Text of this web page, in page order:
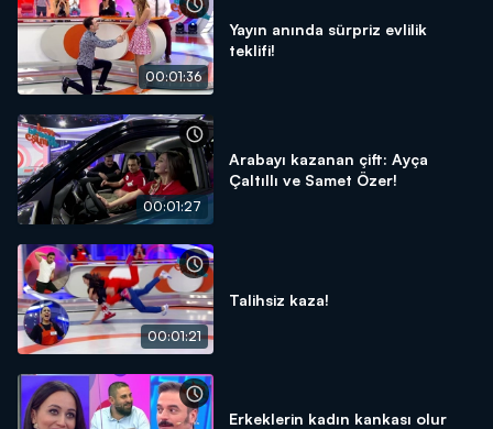
00:01:36
Yayın anında sürpriz evlilik
teklifi!
00:01:27
Arabayı kazanan çift: Ayça
Çaltıllı ve Samet Özer!
00:01:21
Talihsiz kaza!
Erkeklerin kadın kankası olur